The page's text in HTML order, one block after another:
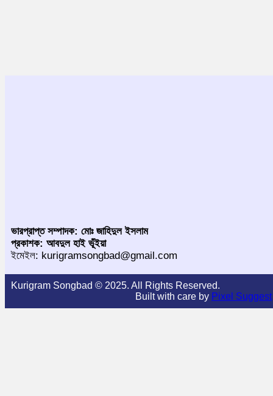
ভারপ্রাপ্ত সম্পাদক: মোঃ জাহিদুল ইসলাম
প্রকাশক: আবদুল হাই ভূঁইয়া
ইমেইল: kurigramsongbad@gmail.com
Kurigram Songbad © 2025. All Rights Reserved.
Built with care by Pixel Suggest